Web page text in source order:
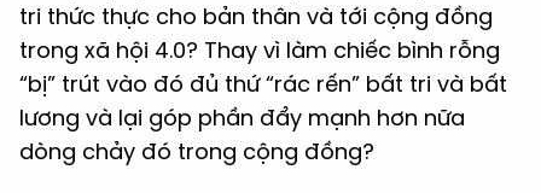
tri thức thực cho bản thân và tới cộng đồng
trong xã hội 4.0? Thay vì làm chiếc bình rỗng
“bị” trút vào đó đủ thứ “rác rến” bất tri và bất
lương và lại góp phần đẩy mạnh hơn nữa
dòng chảy đó trong cộng đồng?